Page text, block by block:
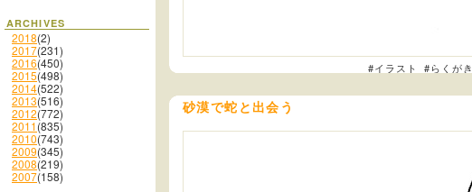
ARCHIVES
2018(2)
2017(231)
2016(450)
2015(498)
2014(522)
2013(516)
2012(772)
2011(835)
2010(743)
2009(345)
2008(219)
2007(158)
#イラスト #らくがき
砂漠で蛇と出会う